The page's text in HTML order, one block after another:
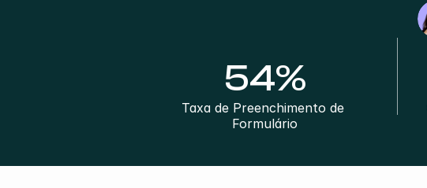
54%
Taxa de Preenchimento de
Formulário